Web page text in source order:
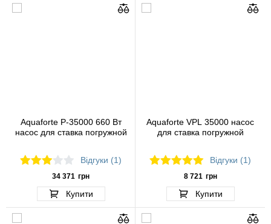
Aquaforte Р-35000 660 Вт
насос для ставка погружной
Відгуки (1)
34 371 грн
Купити
Aquaforte VPL 35000 насос
для ставка погружной
Відгуки (1)
8 721 грн
Купити